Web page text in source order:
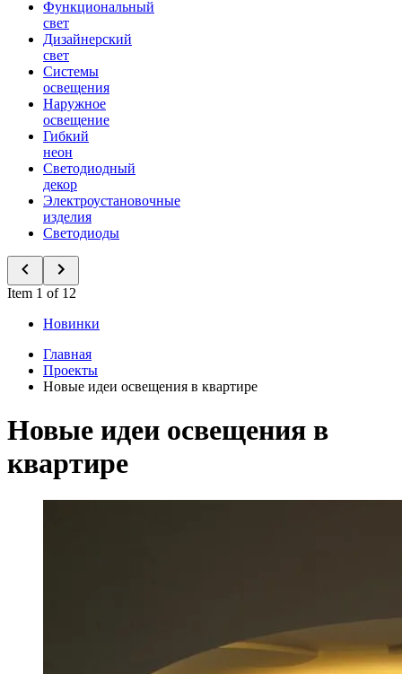
Функциональный
свет
Дизайнерский
свет
Системы
освещения
Наружное
освещение
Гибкий
неон
Светодиодный
декор
Электроустановочные
изделия
Светодиоды
Item 1 of 12
Новинки
Главная
Проекты
Новые идеи освещения в квартире
Новые идеи освещения в
квартире